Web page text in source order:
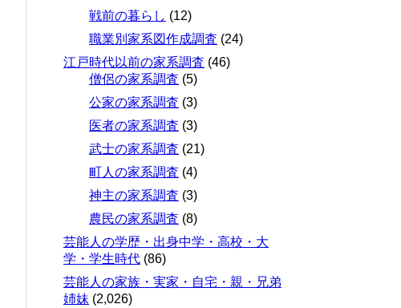
戦前の暮らし (12)
職業別家系図作成調査 (24)
江戸時代以前の家系調査 (46)
僧侶の家系調査 (5)
公家の家系調査 (3)
医者の家系調査 (3)
武士の家系調査 (21)
町人の家系調査 (4)
神主の家系調査 (3)
農民の家系調査 (8)
芸能人の学歴・出身中学・高校・大
学・学生時代 (86)
芸能人の家族・実家・自宅・親・兄弟
姉妹 (2,026)